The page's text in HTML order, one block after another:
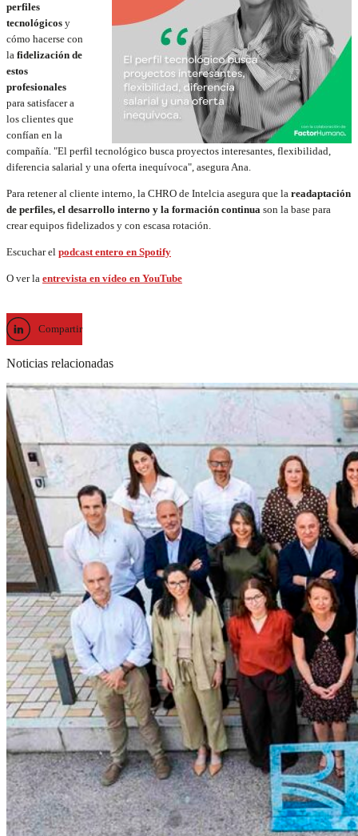
perfiles
tecnológicos y
cómo hacerse con
la fidelización de
estos
profesionales
para satisfacer a
los clientes que
confían en la
compañía. "El perfil tecnológico busca proyectos interesantes, flexibilidad,
diferencia salarial y una oferta inequívoca", asegura Ana.
Para retener al cliente interno, la CHRO de Intelcia asegura que la readaptación
de perfiles, el desarrollo interno y la formación continua son la base para
crear equipos fidelizados y con escasa rotación.
Escuchar el podcast entero en Spotify
O ver la entrevista en vídeo en YouTube
Compartir
Noticias relacionadas